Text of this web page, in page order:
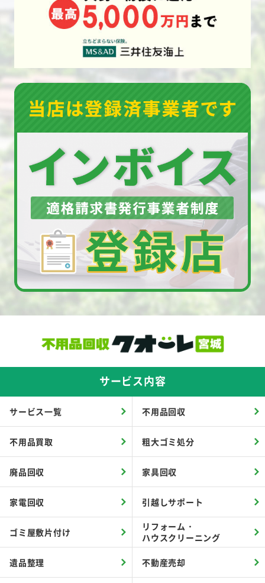
サービス内容
サービス一覧 不用品回収
不用品買取 粗大ゴミ処分
廃品回収 家具回収
家電回収 引越しサポート
ゴミ屋敷片付け
リフォーム・
ハウスクリーニング
遺品整理 不動産売却